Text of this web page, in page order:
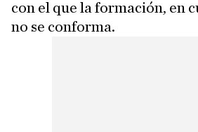
con el que la formación, en
no se conforma.